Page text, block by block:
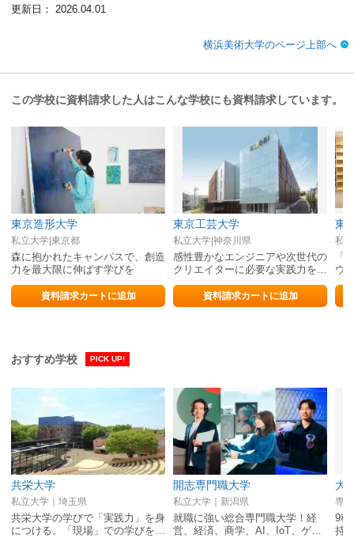
更新日： 2026.04.01
横浜美術大学のページ上部へ
この学校に資料請求した人はこんな学校にも資料請求しています。
東京造形大学
私立大学|東京都
森に抱かれたキャンパスで、創造
力を最大限に伸ばす学びを
資料請求カートに追加
東京工芸大学
私立大学|神奈川県
感性豊かなエンジニアや次世代の
クリエイターに必要な実践力を身
につける
資料請求カートに追加
東
私
「
ウ
おすすめ学校 PICK UP!
共栄大学
私立大学｜埼玉県
共栄大学の学びで「実践力」を身
につける。「現場」での学びを…
開志専門職大学
私立大学｜新潟県
就職に強い総合専門職大学！経
営、経済、商学、AI、IoT、ゲ…
大
専
9種
持